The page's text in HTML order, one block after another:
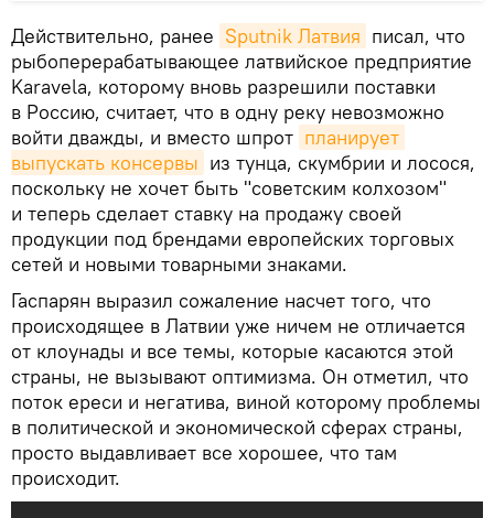
Действительно, ранее Sputnik Латвия писал, что
рыбоперерабатывающее латвийское предприятие
Karavela, которому вновь разрешили поставки
в Россию, считает, что в одну реку невозможно
войти дважды, и вместо шпрот планирует
выпускать консервы из тунца, скумбрии и лосося,
поскольку не хочет быть "советским колхозом"
и теперь сделает ставку на продажу своей
продукции под брендами европейских торговых
сетей и новыми товарными знаками.
Гаспарян выразил сожаление насчет того, что
происходящее в Латвии уже ничем не отличается
от клоунады и все темы, которые касаются этой
страны, не вызывают оптимизма. Он отметил, что
поток ереси и негатива, виной которому проблемы
в политической и экономической сферах страны,
просто выдавливает все хорошее, что там
происходит.